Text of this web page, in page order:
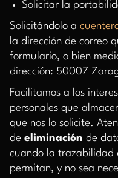
Solicitar la
Solicitándolo a
la dirección de correo
formulario, o bien
dirección: 50007
Facilitamos a los
personales que
que nos lo solicite.
de eliminación de
cuando la trazabilidad
permitan, y no sea